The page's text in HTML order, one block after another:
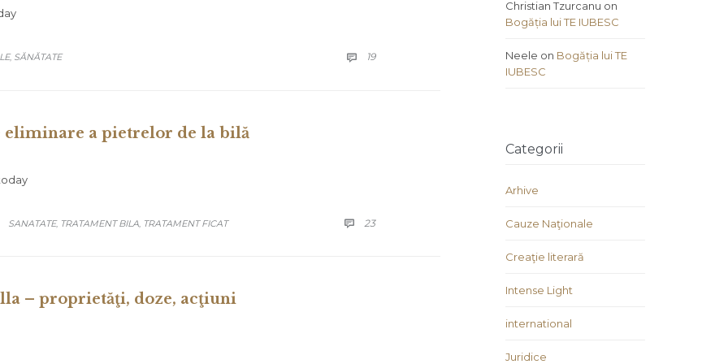
, SĂNĂTATE  19COMMENTS
eliminare a pietrelor de la bilă
CATEGORY
SANATATE, TRATAMENT BILA TRATAMENT FICAT  23COMMENTS
– proprietăţi, doze, acţiuni
Christian Tzurcanu on
Bogăția lui TE IUBESC
Neele on Bogăția lui TE
IUBESC
Categorii
Arhive
Cauze Naţionale
Creaţie literară
Intense Light
international
Juridice